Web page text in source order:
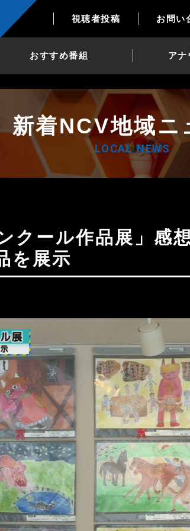
視聴者投稿 お問い
おすすめ番組 アナ
新着NCV地域ニ
LOCAL NEWS
を展示